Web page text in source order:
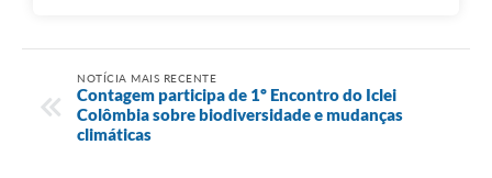
NOTÍCIA MAIS RECENTE
Contagem participa de 1º Encontro do Iclei
Colômbia sobre biodiversidade e mudanças
climáticas